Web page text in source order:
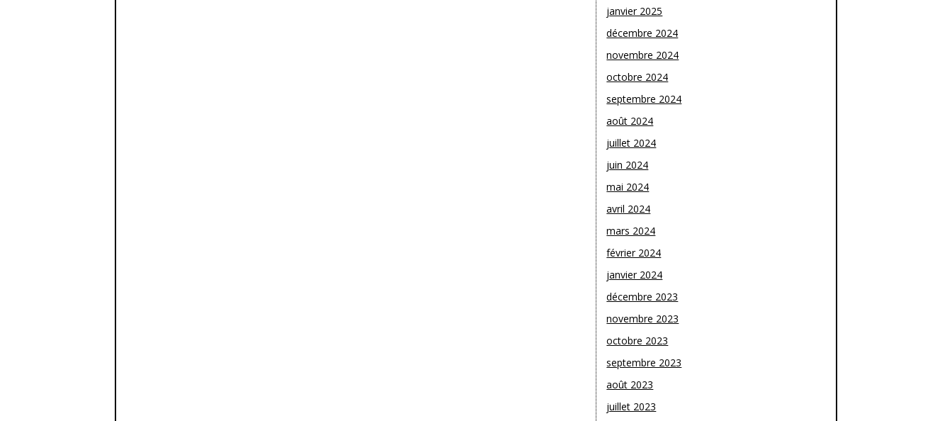
janvier 2025
décembre 2024
novembre 2024
octobre 2024
septembre 2024
août 2024
juillet 2024
juin 2024
mai 2024
avril 2024
mars 2024
février 2024
janvier 2024
décembre 2023
novembre 2023
octobre 2023
septembre 2023
août 2023
juillet 2023